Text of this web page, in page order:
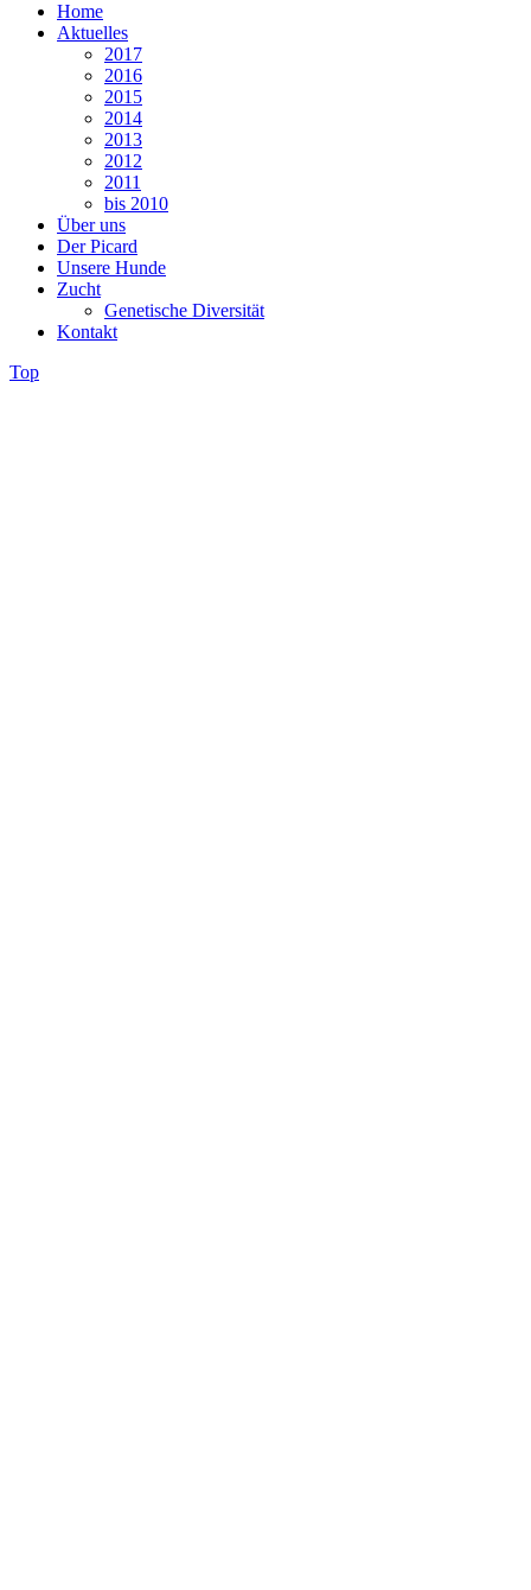
Home
Aktuelles
2017
2016
2015
2014
2013
2012
2011
bis 2010
Über uns
Der Picard
Unsere Hunde
Zucht
Genetische Diversität
Kontakt
Top